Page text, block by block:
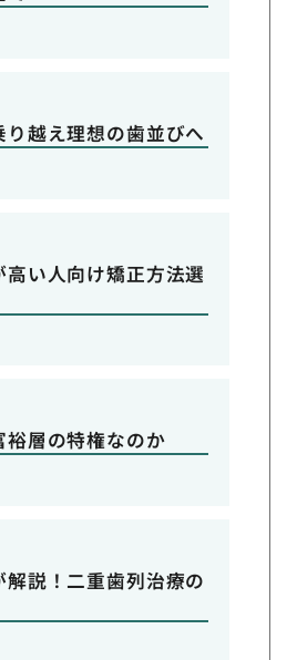
越え理想の歯並びへ
高い人向け矯正方法選
裕層の特権なのか
説！二重歯列治療の